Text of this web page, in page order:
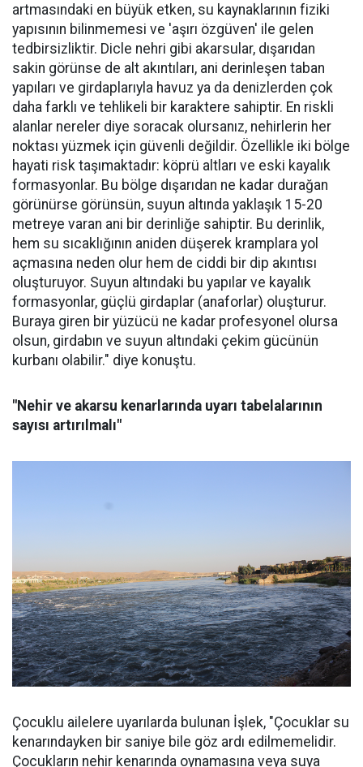
artmasındaki en büyük etken, su kaynaklarının fiziki
yapısının bilinmemesi ve 'aşırı özgüven' ile gelen
tedbirsizliktir. Dicle nehri gibi akarsular, dışarıdan
sakin görünse de alt akıntıları, ani derinleşen taban
yapıları ve girdaplarıyla havuz ya da denizlerden çok
daha farklı ve tehlikeli bir karaktere sahiptir. En riskli
alanlar nereler diye soracak olursanız, nehirlerin her
noktası yüzmek için güvenli değildir. Özellikle iki bölge
hayati risk taşımaktadır: köprü altları ve eski kayalık
formasyonlar. Bu bölge dışarıdan ne kadar durağan
görünürse görünsün, suyun altında yaklaşık 15-20
metreye varan ani bir derinliğe sahiptir. Bu derinlik,
hem su sıcaklığının aniden düşerek kramplara yol
açmasına neden olur hem de ciddi bir dip akıntısı
oluşturuyor. Suyun altındaki bu yapılar ve kayalık
formasyonlar, güçlü girdaplar (anaforlar) oluşturur.
Buraya giren bir yüzücü ne kadar profesyonel olursa
olsun, girdabın ve suyun altındaki çekim gücünün
kurbanı olabilir." diye konuştu.
"Nehir ve akarsu kenarlarında uyarı tabelalarının
sayısı artırılmalı"
Çocuklu ailelere uyarılarda bulunan İşlek, "Çocuklar su
kenarındayken bir saniye bile göz ardı edilmemelidir.
Çocukların nehir kenarında oynamasına veya suya